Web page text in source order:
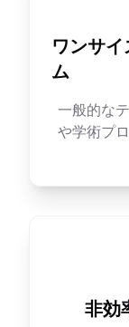
ワンサ
ム
一般的な
や学術プ
非効